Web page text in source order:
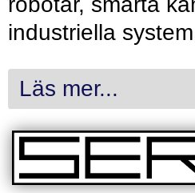
industriella
Läs mer...